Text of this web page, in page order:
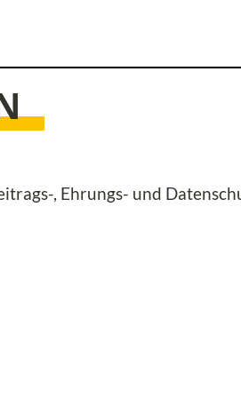
, Ehrungs- und